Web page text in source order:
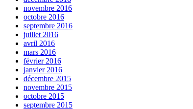
novembre 2016
octobre 2016
septembre 2016
juillet 2016
avril 2016
mars 2016
février 2016
janvier 2016
décembre 2015
novembre 2015
octobre 2015
septembre 2015